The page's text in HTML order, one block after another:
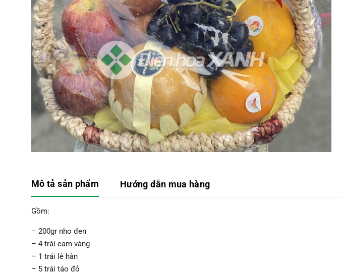
Mô tả sản phẩm Hướng dẫn mua hàng
Gồm:
– 200gr nho đen
– 4 trái cam vàng
– 1 trái lê hàn
– 5 trái táo đỏ